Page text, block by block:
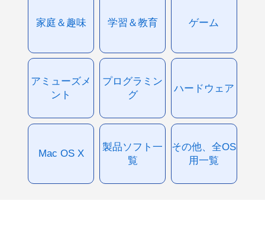
家庭＆趣味 学習＆教育 ゲーム
アミューズメ
ント
プログラミン
グ
ハードウェア
Mac OS X
製品ソフト一
覧
その他、全OS
用一覧